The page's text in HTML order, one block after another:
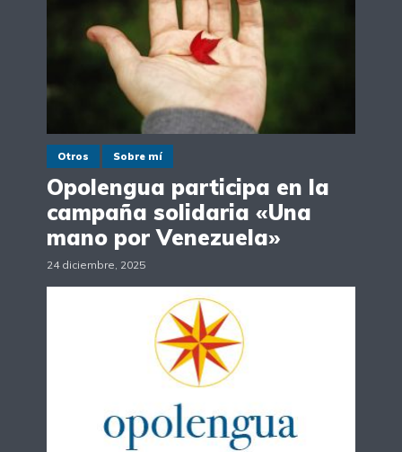
Otros Sobre mí
Opolengua participa en la
campaña solidaria «Una
mano por Venezuela»
24 diciembre, 2025